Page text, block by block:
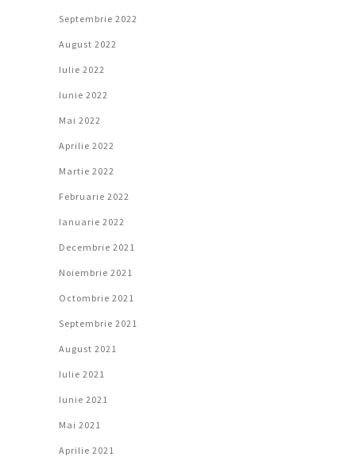
Septembrie 2022
August 2022
Iulie 2022
Iunie 2022
Mai 2022
Aprilie 2022
Martie 2022
Februarie 2022
Ianuarie 2022
Decembrie 2021
Noiembrie 2021
Octombrie 2021
Septembrie 2021
August 2021
Iulie 2021
Iunie 2021
Mai 2021
Aprilie 2021